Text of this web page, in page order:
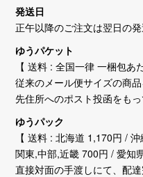
発送日
正午以降のご注文は翌日の発
ゆうパケット
【 送料 : 全国一律 一梱包あ
従来のメール便サイズの商
先住所へのポスト投函をも
ゆうパック
【 送料 : 北海道 1,170円 /
関東,中部,近畿 700円 / 愛知
直接対面の手渡しにて、配達